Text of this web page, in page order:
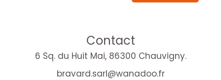
Contact
6 Sq. du Huit Mai, 86300 Chauvigny.
bravard.sarl@wanadoo.fr